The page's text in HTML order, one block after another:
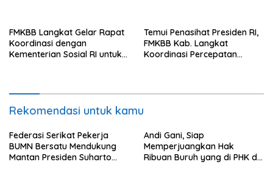
FMKBB Langkat Gelar Rapat
Koordinasi dengan
Kementerian Sosial RI untuk
Temui Penasihat Presiden RI,
FMKBB Kab. Langkat
Koordinasi Percepatan
Rekomendasi untuk kamu
Federasi Serikat Pekerja
BUMN Bersatu Mendukung
Mantan Presiden Suharto
Andi Gani, Siap
Memperjuangkan Hak
Ribuan Buruh yang di PHK di